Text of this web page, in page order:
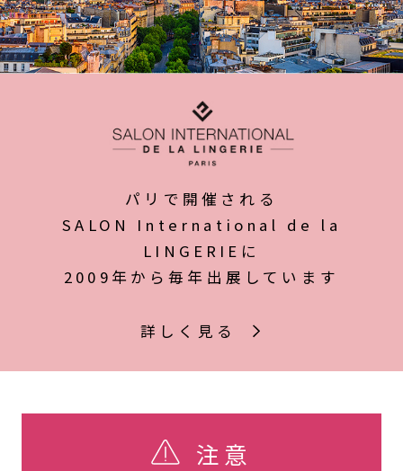
パリで開催される
SALON International de la
LINGERIEに
2009年から毎年出展しています
詳しく見る
注意